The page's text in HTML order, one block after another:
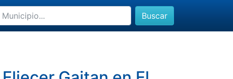
Buscar